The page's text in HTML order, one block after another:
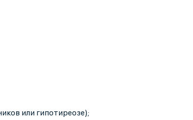
или гипотиреозе);